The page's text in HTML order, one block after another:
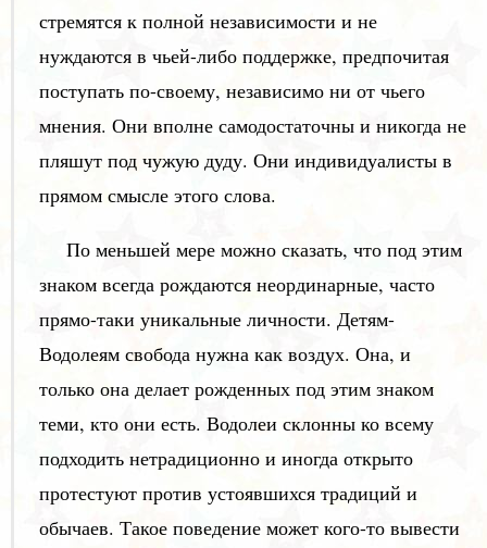
стремятся к полной независимости и не
нуждаются в чьей-либо поддержке, предпочитая
поступать по-своему, независимо ни от чьего
мнения. Они вполне самодостаточны и никогда не
пляшут под чужую дуду. Они индивидуалисты в
прямом смысле этого слова.
По меньшей мере можно сказать, что под этим
знаком всегда рождаются неординарные, часто
прямо-таки уникальные личности. Детям-
Водолеям свобода нужна как воздух. Она, и
только она делает рожденных под этим знаком
теми, кто они есть. Водолеи склонны ко всему
подходить нетрадиционно и иногда открыто
протестуют против устоявшихся традиций и
обычаев. Такое поведение может кого-то вывести